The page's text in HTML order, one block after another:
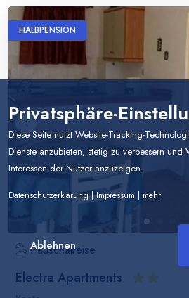
Pauschalreise
HALBPENSION
Electra Apartments
Privatsphäre-
Diese Seite nutzt Website-Tracking-
Dienste anzubieten, stetig zu verbessern
Interessen der Nutzer anzuzeigen.
Datenschutzerklärung|Impressum | mehr
Ablehnen